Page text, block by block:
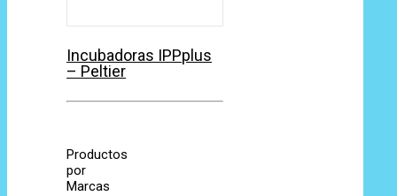
Incubadoras IPPplus
– Peltier
Productos
por
Marcas